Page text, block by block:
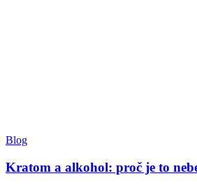
Blog
Kratom a alkohol: proč je to